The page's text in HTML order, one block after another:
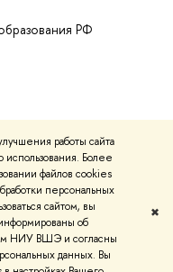
работы сайта
Более
файлов cookies
персональных
сайтом, вы
об
НИУ ВШЭ и согласны
данных. Вы
✖
РФ
Условия